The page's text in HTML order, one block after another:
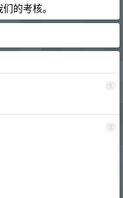
的考核。
1
2